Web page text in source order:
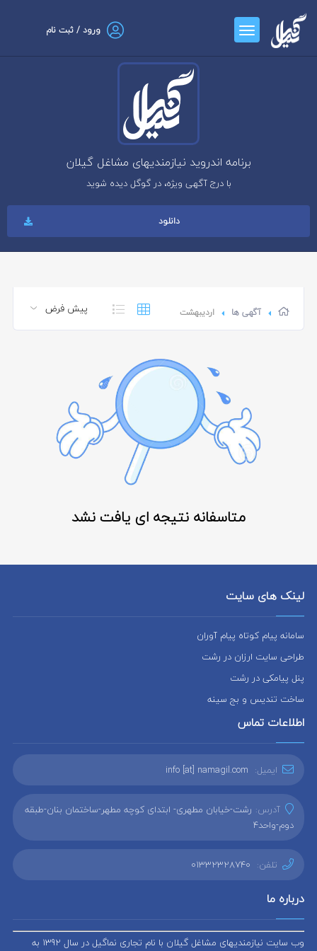
ورود / ثبت نام
برنامه اندروید نیازمندیهای مشاغل گیلان
با درج آگهی ویژه، در گوگل دیده شوید
دانلود
آگهی ها اردیبهشت
متاسفانه نتیجه ای یافت نشد
لینک های سایت
سامانه پیام کوتاه پیام آوران
طراحی سایت ارزان در رشت
پنل پیامکی در رشت
ساخت تندیس و بج سینه
اطلاعات تماس
ایمیل: info [at] namagil.com
آدرس: رشت-خیابان مطهری- ابتدای کوچه مطهر-ساختمان بنان-طبقه
دوم-واحد4
تلفن: 01332328740
درباره ما
وب سایت نیازمندیهای مشاغل گیلان با نام تجاری نماگیل در سال 1392 به